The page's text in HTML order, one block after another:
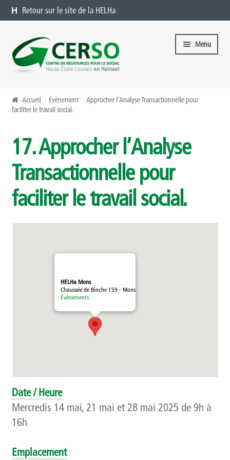
Retour sur le site de la HELHa
Aller à la navigation
Aller au contenu Menu
Présentation
Formations à venir
Formations passées
Organiser une formation chez vous
Publics et références
Projets
Publications
Événements
Accueil Évènement
Approcher l’Analyse Transactionnelle pour
faciliter le travail social.
17. Approcher l’Analyse
Transactionnelle pour
faciliter le travail social.
HELHa Mons
Chaussée de Binche 159 - Mons
Événements
Date / Heure
Mercredis 14 mai, 21 mai et 28 mai 2025 de 9h à
16h
Emplacement